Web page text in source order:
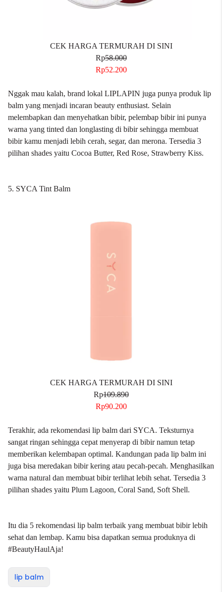
CEK HARGA TERMURAH DI SINI
Rp58.000
Rp52.200
Nggak mau kalah, brand lokal LIPLAPIN juga punya produk lip
balm yang menjadi incaran beauty enthusiast. Selain
melembapkan dan menyehatkan bibir, pelembap bibir ini punya
warna yang tinted dan longlasting di bibir sehingga membuat
bibir kamu menjadi lebih cerah, segar, dan merona. Tersedia 3
pilihan shades yaitu Cocoa Butter, Red Rose, Strawberry Kiss.
5. SYCA Tint Balm
CEK HARGA TERMURAH DI SINI
Rp109.890
Rp90.200
Terakhir, ada rekomendasi lip balm dari SYCA. Teksturnya
sangat ringan sehingga cepat menyerap di bibir namun tetap
memberikan kelembapan optimal. Kandungan pada lip balm ini
juga bisa meredakan bibir kering atau pecah-pecah. Menghasilkan
warna natural dan membuat bibir terlihat lebih sehat. Tersedia 3
pilihan shades yaitu Plum Lagoon, Coral Sand, Soft Shell.
Itu dia 5 rekomendasi lip balm terbaik yang membuat bibir lebih
sehat dan lembap. Kamu bisa dapatkan semua produknya di
#BeautyHaulAja!
lip balm